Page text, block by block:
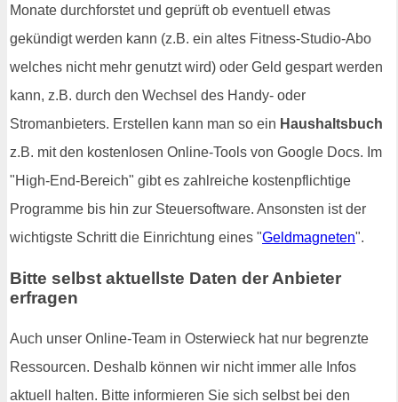
Monate durchforstet und geprüft ob eventuell etwas
gekündigt werden kann (z.B. ein altes Fitness-Studio-Abo
welches nicht mehr genutzt wird) oder Geld gespart werden
kann, z.B. durch den Wechsel des Handy- oder
Stromanbieters. Erstellen kann man so ein Haushaltsbuch
z.B. mit den kostenlosen Online-Tools von Google Docs. Im
"High-End-Bereich" gibt es zahlreiche kostenpflichtige
Programme bis hin zur Steuersoftware. Ansonsten ist der
wichtigste Schritt die Einrichtung eines "Geldmagneten".
Bitte selbst aktuellste Daten der Anbieter
erfragen
Auch unser Online-Team in Osterwieck hat nur begrenzte
Ressourcen. Deshalb können wir nicht immer alle Infos
aktuell halten. Bitte informieren Sie sich selbst bei den